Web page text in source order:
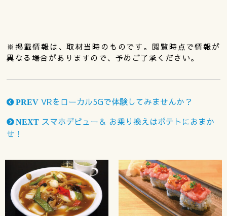
※掲載情報は、取材当時のものです。閲覧時点で情報が
異なる場合がありますので、予めご了承ください。
PREV VRをローカル5Gで体験してみませんか？
NEXT スマホデビュー＆ お乗り換えはポテトにおまか
せ！